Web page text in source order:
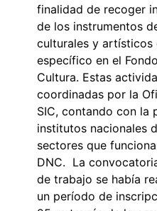
finalidad de recoger
de los instrumentos
culturales y artísticos
específico en el
Cultura. Estas
coordinadas por la
SIC, contando con la
institutos nacionales
sectores que
DNC. La
de trabajo se había
un período de